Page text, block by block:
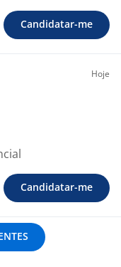
Candidatar-me
Hoje
Candidatar-me